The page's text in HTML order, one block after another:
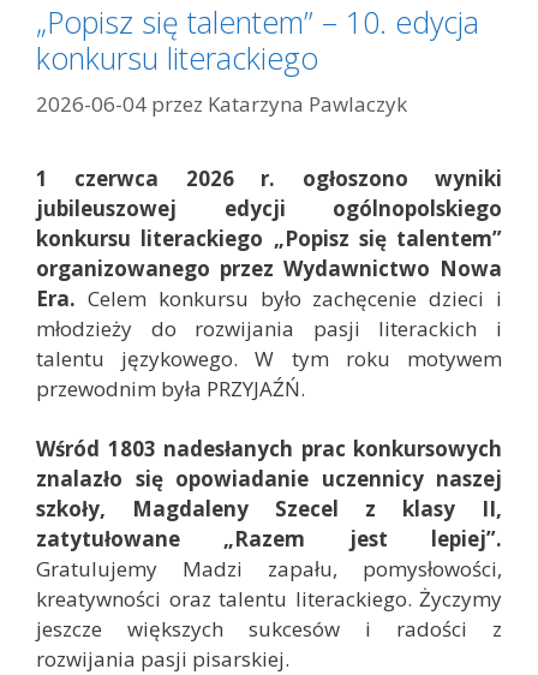
o
r
i
„Popisz się talentem” – 10. edycja
konkursu literackiego
2026-06-04 przez Katarzyna Pawlaczyk
1 czerwca 2026 r. ogłoszono wyniki
jubileuszowej edycji ogólnopolskiego
konkursu literackiego „Popisz się talentem”
organizowanego przez Wydawnictwo Nowa
Era. Celem konkursu było zachęcenie dzieci i
młodzieży do rozwijania pasji literackich i
talentu językowego. W tym roku motywem
przewodnim była PRZYJAŹŃ.
Wśród 1803 nadesłanych prac konkursowych
znalazło się opowiadanie uczennicy naszej
szkoły, Magdaleny Szecel z klasy II,
zatytułowane „Razem jest lepiej”.
Gratulujemy Madzi zapału, pomysłowości,
kreatywności oraz talentu literackiego. Życzymy
jeszcze większych sukcesów i radości z
rozwijania pasji pisarskiej.